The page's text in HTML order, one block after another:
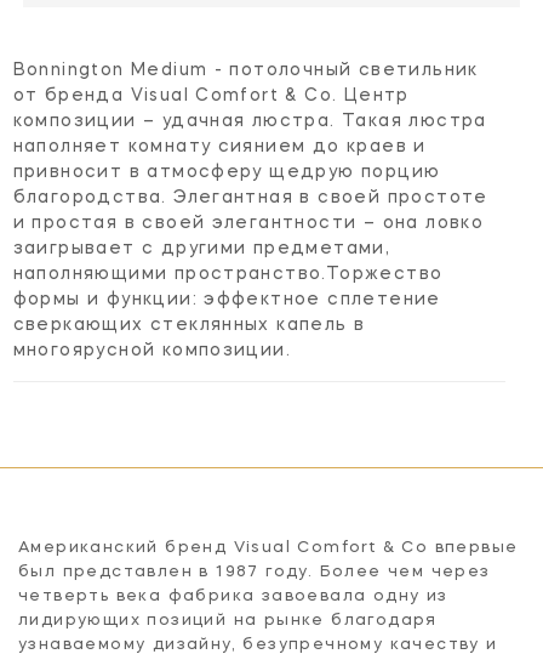
Bonnington Medium - потолочный светильник
от бренда Visual Comfort & Co. Центр
композиции – удачная люстра. Такая люстра
наполняет комнату сиянием до краев и
привносит в атмосферу щедрую порцию
благородства. Элегантная в своей простоте
и простая в своей элегантности – она ловко
заигрывает с другими предметами,
наполняющими пространство.Торжество
формы и функции: эффектное сплетение
сверкающих стеклянных капель в
многоярусной композиции.
Американский бренд Visual Comfort & Co впервые
был представлен в 1987 году. Более чем через
четверть века фабрика завоевала одну из
лидирующих позиций на рынке благодаря
узнаваемому дизайну, безупречному качеству и